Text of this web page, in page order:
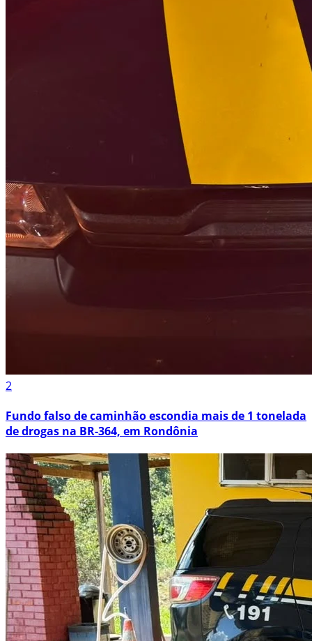
2
Fundo falso de caminhão escondia mais de 1 tonelada
de drogas na BR-364, em Rondônia